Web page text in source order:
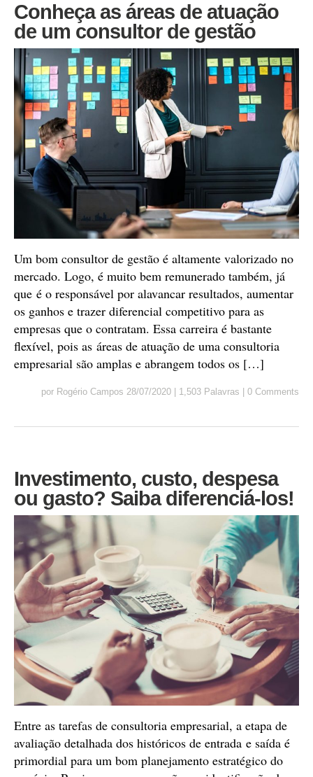
Conheça as áreas de atuação
de um consultor de gestão
Um bom consultor de gestão é altamente valorizado no
mercado. Logo, é muito bem remunerado também, já
que é o responsável por alavancar resultados, aumentar
os ganhos e trazer diferencial competitivo para as
empresas que o contratam. Essa carreira é bastante
flexível, pois as áreas de atuação de uma consultoria
empresarial são amplas e abrangem todos os […]
por Rogério Campos 28/07/2020 1,503 Palavras 0 Comments
Investimento, custo, despesa
ou gasto? Saiba diferenciá-los!
Entre as tarefas de consultoria empresarial, a etapa de
avaliação detalhada dos históricos de entrada e saída é
primordial para um bom planejamento estratégico do